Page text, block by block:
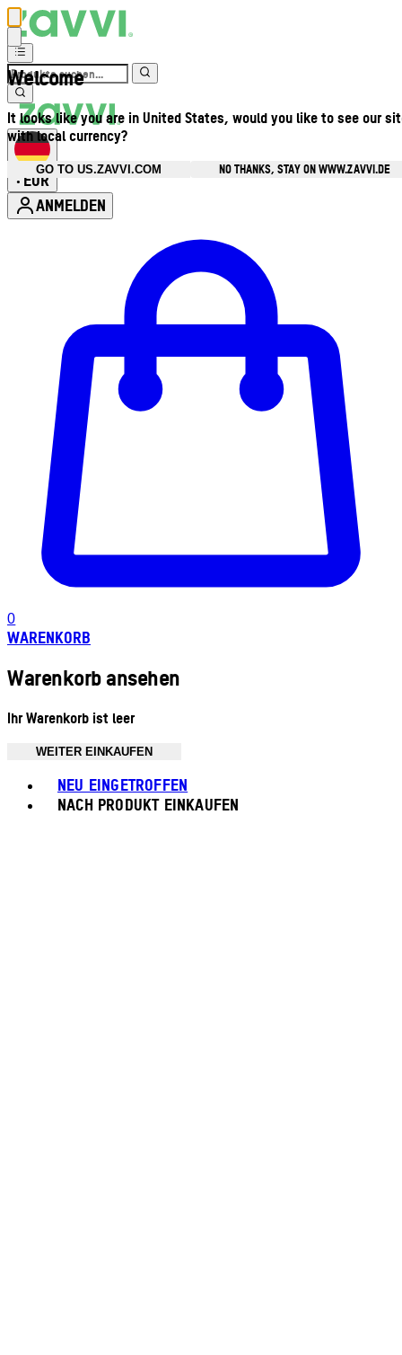
Welcome
It looks like you are in United States, would you like to see our
with local currency?
GO TO US.ZAVVI.COM
NO THANKS, STAY ON WWW.ZAVVI.DE
• EUR
ANMELDEN
0
WARENKORB
Warenkorb ansehen
Ihr Warenkorb ist leer
WEITER EINKAUFEN
NEU EINGETROFFEN
NACH PRODUKT EINKAUFEN